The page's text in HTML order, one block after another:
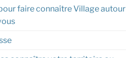
faire connaître Village autour